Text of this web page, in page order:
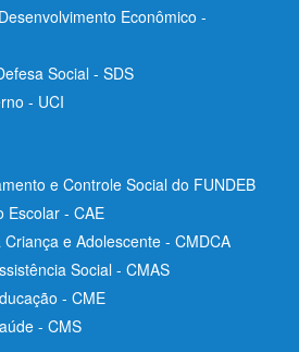
Econômico -
Social - SDS
- UCI
e Controle Social do FUNDEB
Escolar - CAE
e Adolescente - CMDCA
Social - CMAS
- CME
- CMS